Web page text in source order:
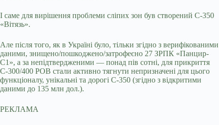
І саме для вирішення проблеми сліпих зон був створений С-350
«Вітязь».
Але після того, як в Україні було, тільки згідно з верифікованими
даними, знищено/пошкоджено/затрофеєно 27 ЗРПК «Панцир-
С1», а за непідтвердженими — понад пів сотні, для прикриття
С-300/400 РОВ стали активно тягнути непризначені для цього
функціоналу, унікальні та дорогі С-350 (згідно з відкритими
даними до 135 млн дол.).
РЕКЛАМА